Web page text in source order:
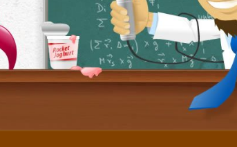
Reime Und
Mehr! In
Blogform.
Total Old
School!